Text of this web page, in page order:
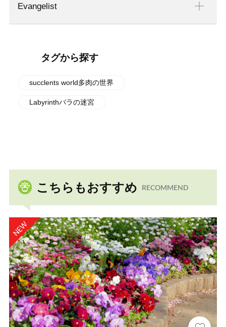
Evangelist
タグから探す
succlents world多肉の世界
Labyrinthバラの迷宮
こちらもおすすめ RECOMMEND